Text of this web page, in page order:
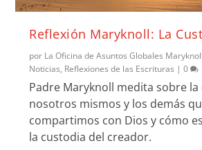
Reflexión Maryknoll: La
por La Oficina de Asuntos Globales Maryknoll
Noticias, Reflexiones de las Escrituras |0
Padre Maryknoll medita sobre
nosotros mismos y los demás
compartimos con Dios y cómo
la custodia del creador.